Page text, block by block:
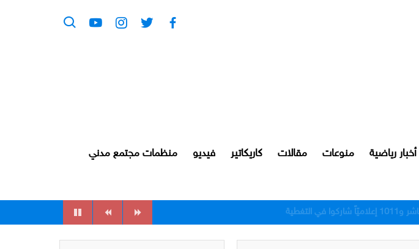
أخبار رياضية منوعات مقالات كاريكاتير فيديو منظمات مجتمع مدني